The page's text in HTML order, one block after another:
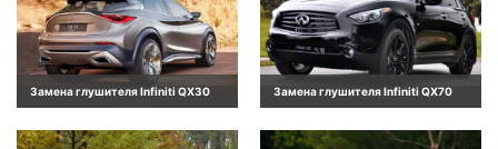
Замена глушителя Infiniti QX30 Замена глушителя Infiniti QX70